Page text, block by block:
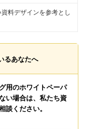
料デザインを参考とし
るあなたへ
用のホワイトペーパ
い場合は、私たち資
談ください。